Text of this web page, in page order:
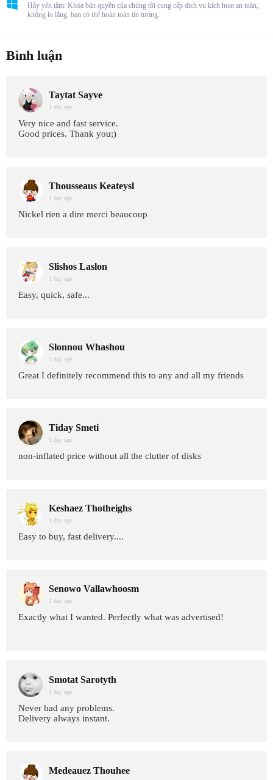
Hãy yên tâm: Khóa bản quyền của chúng tôi cung cấp dịch vụ kích hoạt an toàn,
không lo lắng, bạn có thể hoàn toàn tin tưởng.
Bình luận
Taytat Sayve
1 day age
Very nice and fast service.
Good prices. Thank you;)
Thousseaus Keateysl
1 day age
Nickel rien a dire merci beaucoup
Slishos Laslon
1 day age
Easy, quick, safe...
Slonnou Whashou
1 day age
Great I definitely recommend this to any and all my friends
Tiday Smeti
1 day age
non-inflated price without all the clutter of disks
Keshaez Thotheighs
1 day age
Easy to buy, fast delivery....
Senowo Vallawhoosm
1 day age
Exactly what I wanted. Perfectly what was advertised!
Smotat Sarotyth
1 day age
Never had any problems.
Delivery always instant.
Medeauez Thouhee